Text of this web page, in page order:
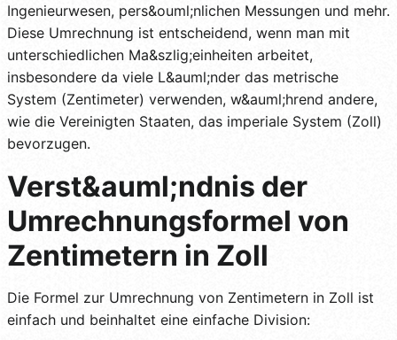
Ingenieurwesen, pers&ouml;nlichen Messungen und mehr.
Diese Umrechnung ist entscheidend, wenn man mit
unterschiedlichen Ma&szlig;einheiten arbeitet,
insbesondere da viele L&auml;nder das metrische
System (Zentimeter) verwenden, w&auml;hrend andere,
wie die Vereinigten Staaten, das imperiale System (Zoll)
bevorzugen.
Verst&auml;ndnis der
Umrechnungsformel von
Zentimetern in Zoll
Die Formel zur Umrechnung von Zentimetern in Zoll ist
einfach und beinhaltet eine einfache Division: